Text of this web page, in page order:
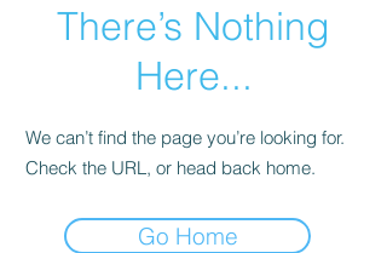
There’s Nothing
Here...
We can’t find the page you’re looking for.
Check the URL, or head back home.
Go Home